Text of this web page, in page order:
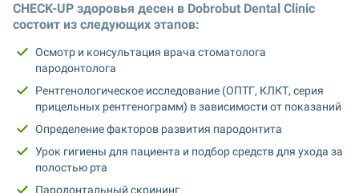
CHECK-UP здоровья десен в Dobrobut Dental Clinic
состоит из следующих этапов:
Осмотр и консультация врача стоматолога
пародонтолога
Рентгенологическое исследование (ОПТГ, КЛКТ, серия
прицельных рентгенограмм) в зависимости от показаний
Определение факторов развития пародонтита
Урок гигиены для пациента и подбор средств для ухода за
полостью рта
Пародонтальный скрининг